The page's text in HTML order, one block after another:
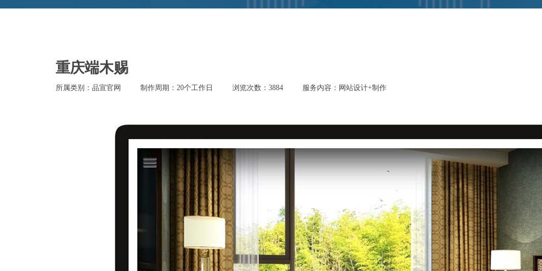
重庆端木赐
所属类别：品宣官网 制作周期：20个工作日 浏览次数：3884 服务内容：网站设计+制作